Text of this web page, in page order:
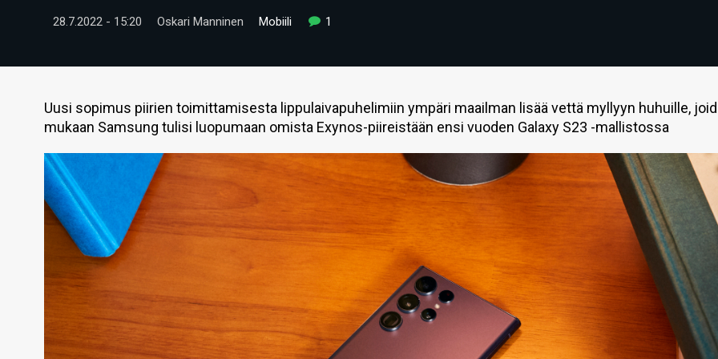
28.7.2022 - 15:20 Oskari Manninen Mobiili 1
Uusi sopimus piirien toimittamisesta lippulaivapuhelimiin ympäri maailman lisää vettä myllyyn huhuille,
mukaan Samsung tulisi luopumaan omista Exynos-piireistään ensi vuoden Galaxy S23 -mallistossa